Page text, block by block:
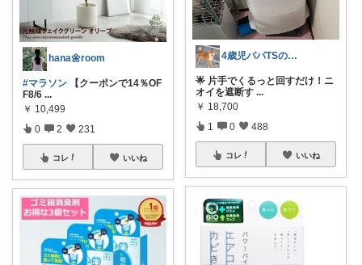
hana🌼room
#マラソン 【クーポンで14％OF
F8/6 ...
￥ 10,499
0 2 231
コレ いいね
4歳児パパTSの育児おたすけROOM🎁
🌟 片手でくるっと回すだけ！ニ
オイを遮断す ...
￥ 18,700
1 0 488
コレ いいね